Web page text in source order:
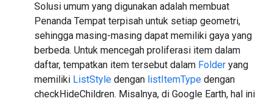
Solusi umum yang digunakan adalah membuat
Penanda Tempat terpisah untuk setiap geometri,
sehingga masing-masing dapat memiliki gaya yang
berbeda. Untuk mencegah proliferasi item dalam
daftar, tempatkan item tersebut dalam Folder yang
memiliki ListStyle dengan listItemType dengan
checkHideChildren. Misalnya, di Google Earth, hal ini